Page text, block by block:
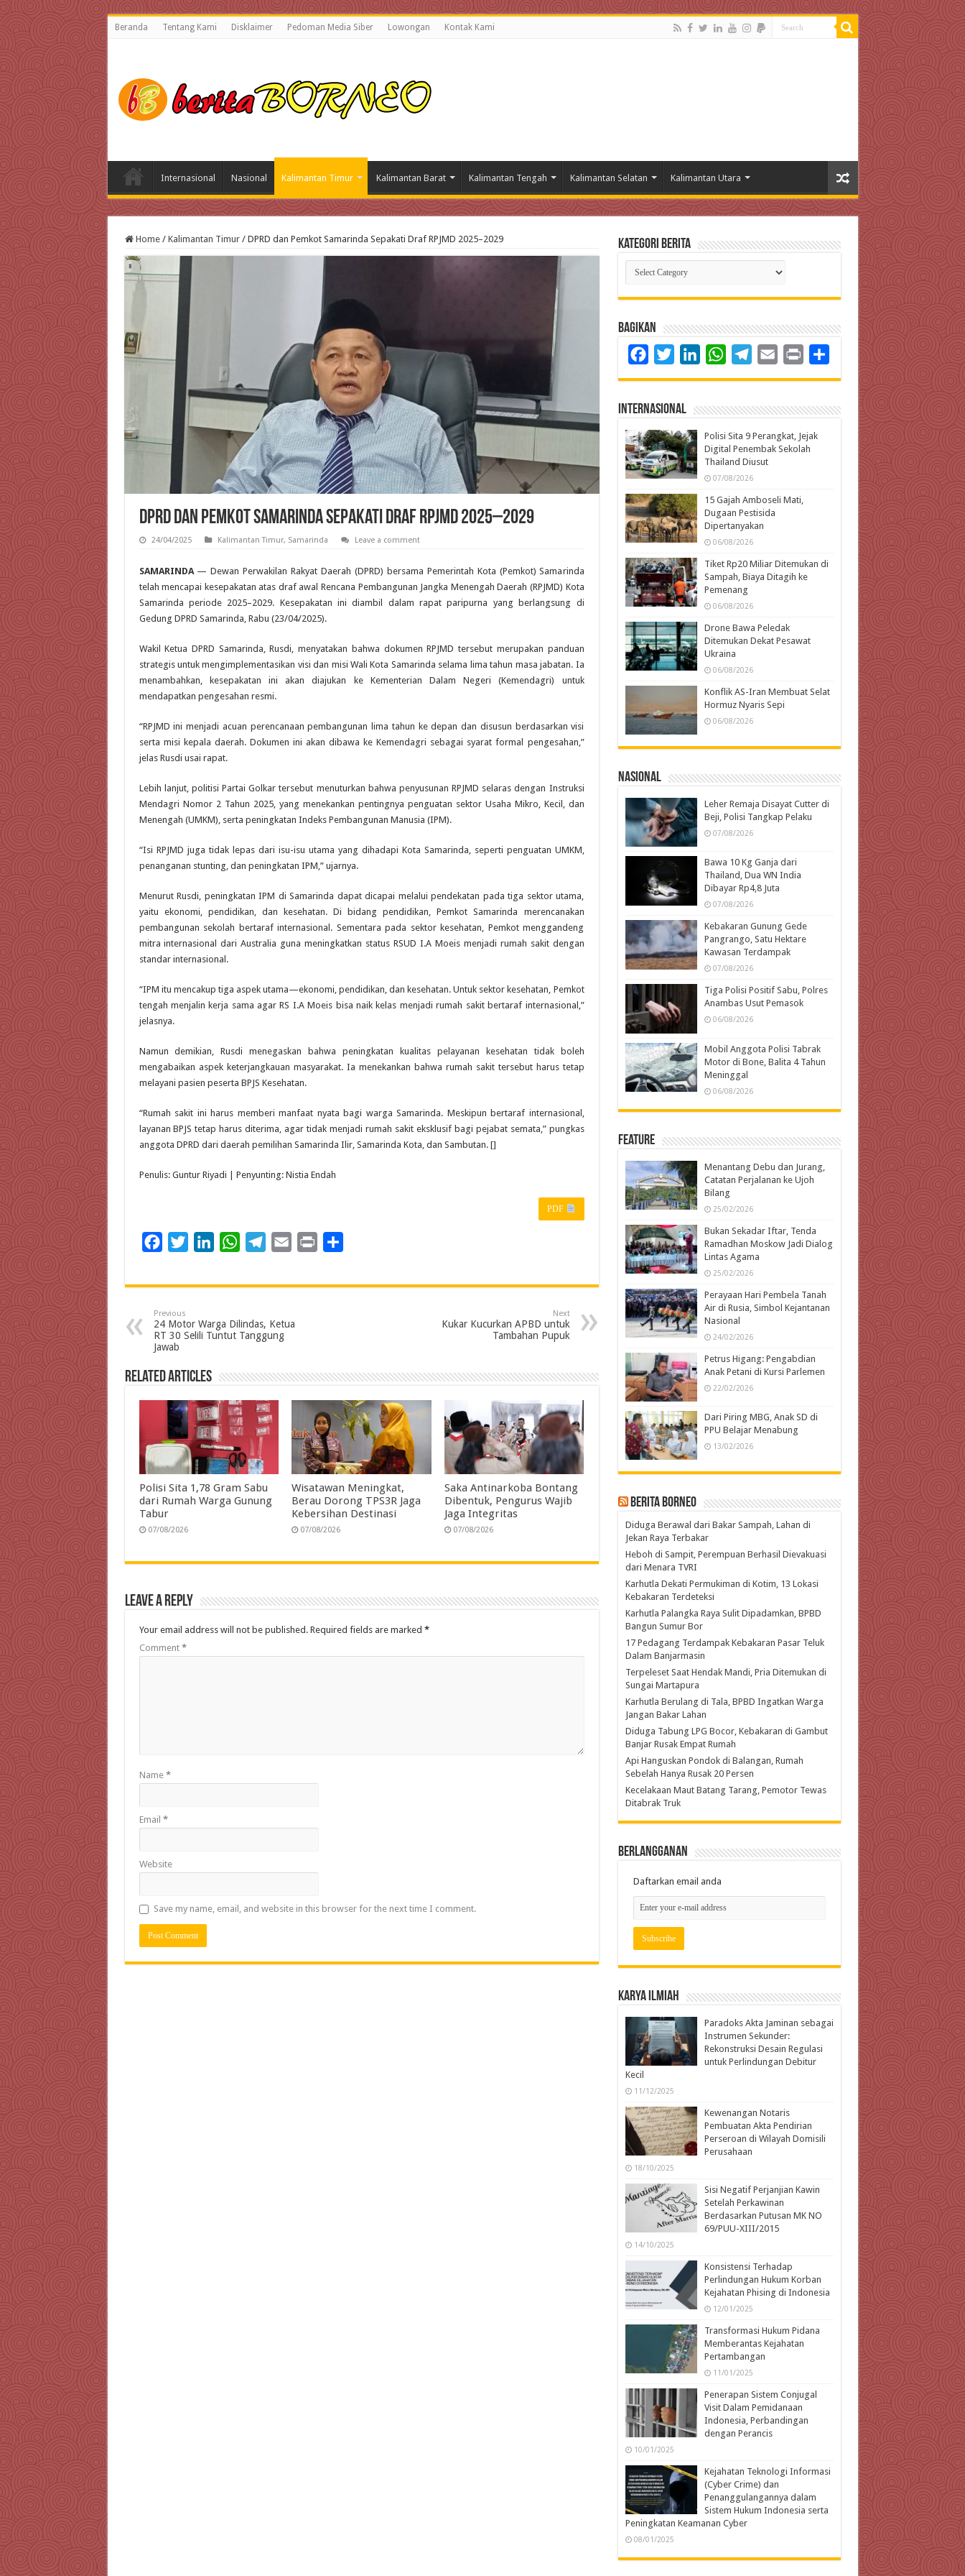
Beranda Tentang Kami Disklaimer Pedoman Media Siber Lowongan Kontak Kami
Internasional Nasional Kalimantan Timur Kalimantan Barat Kalimantan Tengah Kalimantan Selatan Kalimantan Utara
Home / Kalimantan Timur / DPRD dan Pemkot Samarinda Sepakati Draf RPJMD 2025–2029
DPRD dan Pemkot Samarinda Sepakati Draf RPJMD 2025–2029
24/04/2025 Kalimantan Timur, Samarinda Leave a comment
SAMARINDA— Dewan Perwakilan Rakyat Daerah (DPRD) bersama Pemerintah Kota (Pemkot) Samarinda
telah mencapai kesepakatan atas draf awal Rencana Pembangunan Jangka Menengah Daerah (RPJMD) Kota
Samarinda periode 2025–2029. Kesepakatan ini diambil dalam rapat paripurna yang berlangsung di
Gedung DPRD Samarinda, Rabu (23/04/2025).
Wakil Ketua DPRD Samarinda, Rusdi, menyatakan bahwa dokumen RPJMD tersebut merupakan panduan
strategis untuk mengimplementasikan visi dan misi Wali Kota Samarinda selama lima tahun masa jabatan. Ia
menambahkan, kesepakatan ini akan diajukan ke Kementerian Dalam Negeri (Kemendagri) untuk
mendapatkan pengesahan resmi.
“RPJMD ini menjadi acuan perencanaan pembangunan lima tahun ke depan dan disusun berdasarkan visi
serta misi kepala daerah. Dokumen ini akan dibawa ke Kemendagri sebagai syarat formal pengesahan,”
jelas Rusdi usai rapat.
Lebih lanjut, politisi Partai Golkar tersebut menuturkan bahwa penyusunan RPJMD selaras dengan Instruksi
Mendagri Nomor 2 Tahun 2025, yang menekankan pentingnya penguatan sektor Usaha Mikro, Kecil, dan
Menengah (UMKM), serta peningkatan Indeks Pembangunan Manusia (IPM).
“Isi RPJMD juga tidak lepas dari isu-isu utama yang dihadapi Kota Samarinda, seperti penguatan UMKM,
penanganan stunting, dan peningkatan IPM,” ujarnya.
Menurut Rusdi, peningkatan IPM di Samarinda dapat dicapai melalui pendekatan pada tiga sektor utama,
yaitu ekonomi, pendidikan, dan kesehatan. Di bidang pendidikan, Pemkot Samarinda merencanakan
pembangunan sekolah bertaraf internasional. Sementara pada sektor kesehatan, Pemkot menggandeng
mitra internasional dari Australia guna meningkatkan status RSUD I.A Moeis menjadi rumah sakit dengan
standar internasional.
“IPM itu mencakup tiga aspek utama—ekonomi, pendidikan, dan kesehatan. Untuk sektor kesehatan, Pemkot
tengah menjalin kerja sama agar RS I.A Moeis bisa naik kelas menjadi rumah sakit bertaraf internasional,”
jelasnya.
Namun demikian, Rusdi menegaskan bahwa peningkatan kualitas pelayanan kesehatan tidak boleh
mengabaikan aspek keterjangkauan masyarakat. Ia menekankan bahwa rumah sakit tersebut harus tetap
melayani pasien peserta BPJS Kesehatan.
“Rumah sakit ini harus memberi manfaat nyata bagi warga Samarinda. Meskipun bertaraf internasional,
layanan BPJS tetap harus diterima, agar tidak menjadi rumah sakit eksklusif bagi pejabat semata,” pungkas
anggota DPRD dari daerah pemilihan Samarinda Ilir, Samarinda Kota, dan Sambutan. []
Penulis: Guntur Riyadi | Penyunting: Nistia Endah
PDF
c
b
o
k
i
t
e
n
e
d
n
W
a
s
A
p
l
g
r
m
a
l
i
a
Previous
24 Motor Warga Dilindas, Ketua
RT 30 Selili Tuntut Tanggung
Jawab
Next
Kukar Kucurkan APBD untuk
Tambahan Pupuk
Related Articles
Polisi Sita 1,78 Gram Sabu
dari Rumah Warga Gunung
Tabur
07/08/2026
Wisatawan Meningkat,
Berau Dorong TPS3R Jaga
Kebersihan Destinasi
07/08/2026
Saka Antinarkoba Bontang
Dibentuk, Pengurus Wajib
Jaga Integritas
07/08/2026
Leave a Reply
Your email address will not be published. Required fields are marked *
Comment *
Name *
Email *
Website
Save my name, email, and website in this browser for the next time I comment.
Kategori Berita
Kategori
Berita
Bagikan
FacebookTwitterLinkedInWhatsAppTelegram
Email Print
Internasional
Polisi Sita 9 Perangkat, Jejak
Digital Penembak Sekolah
Thailand Diusut
07/08/2026
15 Gajah Amboseli Mati,
Dugaan Pestisida
Dipertanyakan
06/08/2026
Tiket Rp20 Miliar Ditemukan di
Sampah, Biaya Ditagih ke
Pemenang
06/08/2026
Drone Bawa Peledak
Ditemukan Dekat Pesawat
Ukraina
06/08/2026
Konflik AS-Iran Membuat Selat
Hormuz Nyaris Sepi
06/08/2026
Nasional
Leher Remaja Disayat Cutter di
Beji, Polisi Tangkap Pelaku
07/08/2026
Bawa 10 Kg Ganja dari
Thailand, Dua WN India
Dibayar Rp4,8 Juta
07/08/2026
Kebakaran Gunung Gede
Pangrango, Satu Hektare
Kawasan Terdampak
07/08/2026
Tiga Polisi Positif Sabu, Polres
Anambas Usut Pemasok
06/08/2026
Mobil Anggota Polisi Tabrak
Motor di Bone, Balita 4 Tahun
Meninggal
06/08/2026
Feature
Menantang Debu dan Jurang,
Catatan Perjalanan ke Ujoh
Bilang
25/02/2026
Bukan Sekadar Iftar, Tenda
Ramadhan Moskow Jadi Dialog
Lintas Agama
25/02/2026
Perayaan Hari Pembela Tanah
Air di Rusia, Simbol Kejantanan
Nasional
24/02/2026
Petrus Higang: Pengabdian
Anak Petani di Kursi Parlemen
22/02/2026
Dari Piring MBG, Anak SD di
PPU Belajar Menabung
13/02/2026
Berita Borneo
Diduga Berawal dari Bakar Sampah, Lahan di
Jekan Raya Terbakar
Heboh di Sampit, Perempuan Berhasil Dievakuasi
dari Menara TVRI
Karhutla Dekati Permukiman di Kotim, 13 Lokasi
Kebakaran Terdeteksi
Karhutla Palangka Raya Sulit Dipadamkan, BPBD
Bangun Sumur Bor
17 Pedagang Terdampak Kebakaran Pasar Teluk
Dalam Banjarmasin
Terpeleset Saat Hendak Mandi, Pria Ditemukan di
Sungai Martapura
Karhutla Berulang di Tala, BPBD Ingatkan Warga
Jangan Bakar Lahan
Diduga Tabung LPG Bocor, Kebakaran di Gambut
Banjar Rusak Empat Rumah
Api Hanguskan Pondok di Balangan, Rumah
Sebelah Hanya Rusak 20 Persen
Kecelakaan Maut Batang Tarang, Pemotor Tewas
Ditabrak Truk
Berlangganan
Daftarkan email anda
Karya Ilmiah
Paradoks Akta Jaminan sebagai
Instrumen Sekunder:
Rekonstruksi Desain Regulasi
untuk Perlindungan Debitur
Kecil
11/12/2025
Kewenangan Notaris
Pembuatan Akta Pendirian
Perseroan di Wilayah Domisili
Perusahaan
18/10/2025
Sisi Negatif Perjanjian Kawin
Setelah Perkawinan
Berdasarkan Putusan MK NO
69/PUU-XIII/2015
14/10/2025
Konsistensi Terhadap
Perlindungan Hukum Korban
Kejahatan Phising di Indonesia
12/01/2025
Transformasi Hukum Pidana
Memberantas Kejahatan
Pertambangan
11/01/2025
Penerapan Sistem Conjugal
Visit Dalam Pemidanaan
Indonesia, Perbandingan
dengan Perancis
10/01/2025
Kejahatan Teknologi Informasi
(Cyber Crime) dan
Penanggulangannya dalam
Sistem Hukum Indonesia serta
Peningkatan Keamanan Cyber
08/01/2025